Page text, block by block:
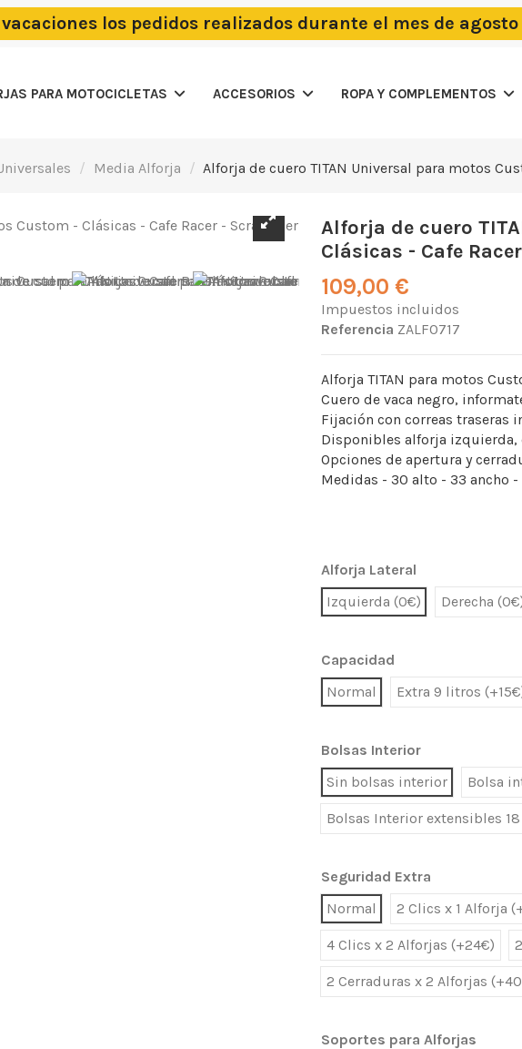
los pedidos realizados durante el mes de
PARA MOTOCICLETAS ACCESORIOS ROPA Y COMPLEMENTOS
Media Alforja Alforja de cuero TITAN Universal para motos
Alforja de cuero
Clásicas - Cafe
109,00 €
Impuestos incluidos
Referencia ZALF0717
Alforja TITAN para motos
Cuero de vaca negro,
Fijación con correas traseras
Disponibles alforja izquierda,
Opciones de apertura y
Medidas - 30 alto - 33 ancho
Alforja Lateral
Izquierda (0€)
Derecha
Capacidad
Normal
Extra 9 litros
Bolsas Interior
Sin bolsas interior
Bolsa
Bolsas Interior extensibles
Seguridad Extra
Normal
2 Clics x 1 Alforja
4 Clics x 2 Alforjas (+24€)
2 Cerraduras x 2 Alforjas
Soportes para Alforjas